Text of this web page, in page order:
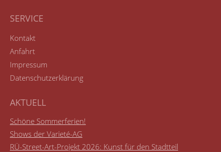
SERVICE
Kontakt
Anfahrt
Impressum
Datenschutzerklärung
AKTUELL
Schöne Sommerferien!
Shows der Varieté-AG
RÜ-Street-Art-Projekt 2026: Kunst für den Stadtteil